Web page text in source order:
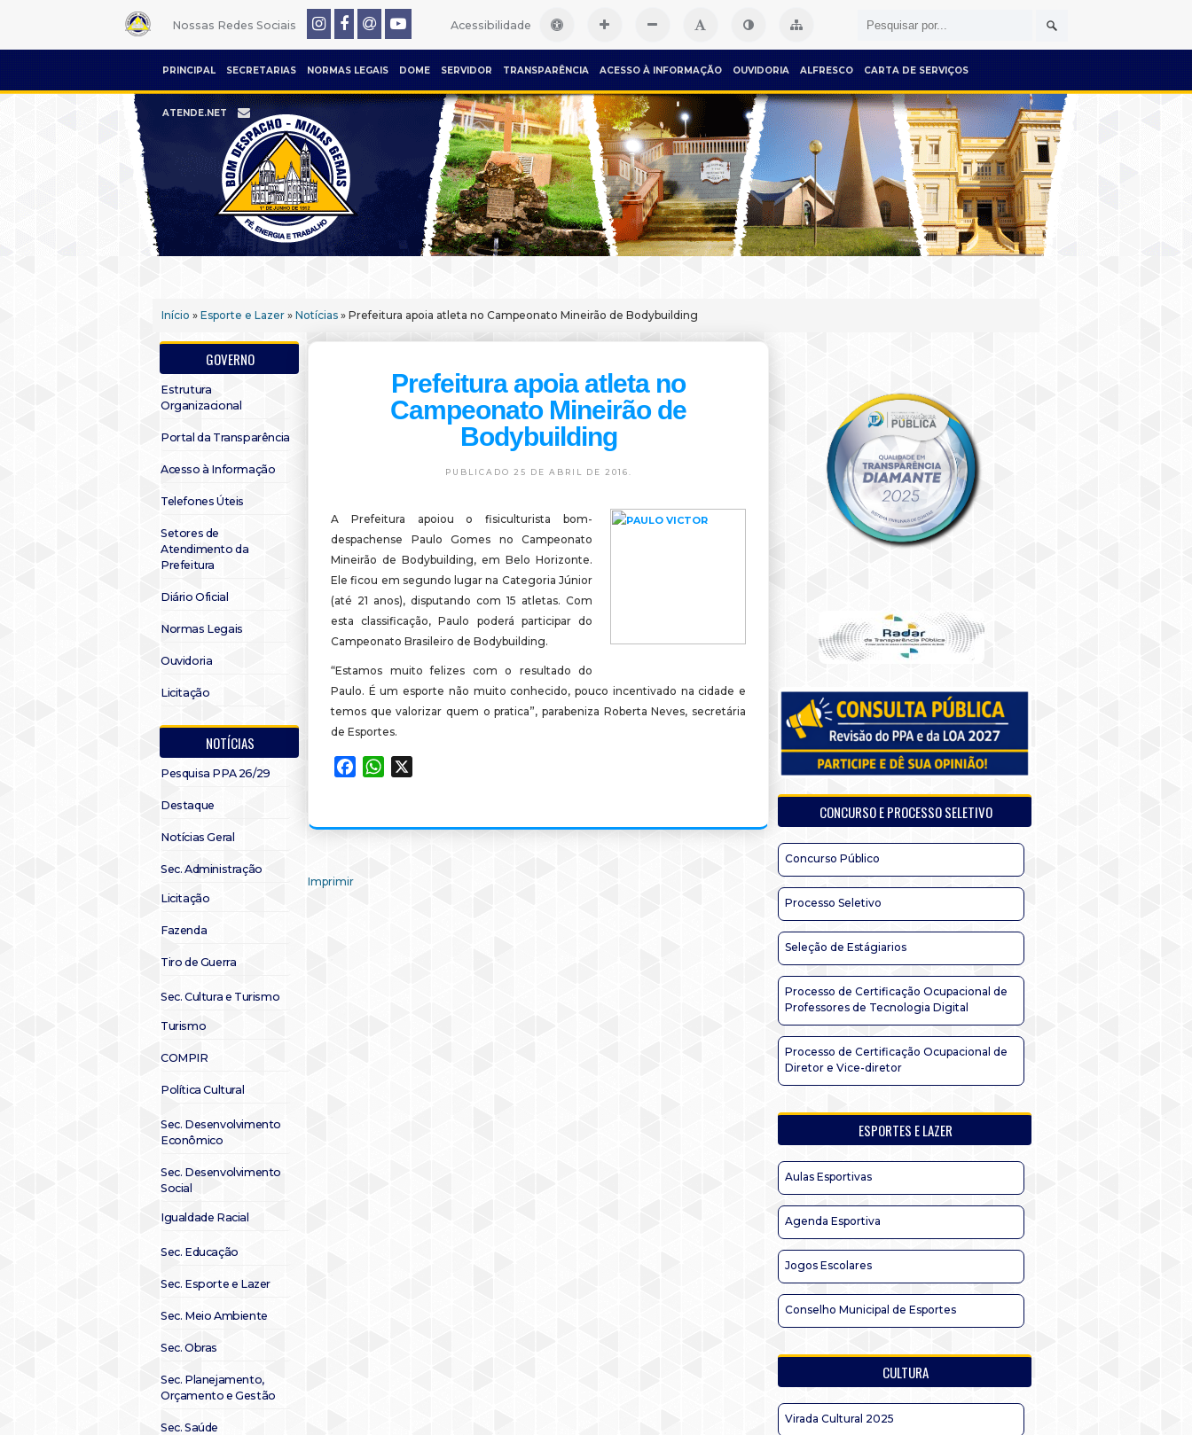
Nossas Redes Sociais Acessibilidade
PRINCIPAL SECRETARIAS NORMAS LEGAIS DOME SERVIDOR TRANSPARÊNCIA ACESSO À INFORMAÇÃO OUVIDORIA ALFRESCO CARTA DE SERVIÇOS
ATENDE.NET
Início » Esporte e Lazer » Notícias » Prefeitura apoia atleta no Campeonato Mineirão de Bodybuilding
GOVERNO
Estrutura
Organizacional
Portal da Transparência
Acesso à Informação
Telefones Úteis
Setores de
Atendimento da
Prefeitura
Diário Oficial
Normas Legais
Ouvidoria
Licitação
NOTÍCIAS
Pesquisa PPA 26/29
Destaque
Notícias Geral
Sec. Administração
Licitação
Fazenda
Tiro de Guerra
Sec. Cultura e Turismo
Turismo
COMPIR
Política Cultural
Sec. Desenvolvimento
Econômico
Sec. Desenvolvimento
Social
Igualdade Racial
Sec. Educação
Sec. Esporte e Lazer
Sec. Meio Ambiente
Sec. Obras
Sec. Planejamento,
Orçamento e Gestão
Sec. Saúde
Prefeitura apoia atleta no
Campeonato Mineirão de
Bodybuilding
PUBLICADO 25 DE ABRIL DE 2016.
A Prefeitura apoiou o fisiculturista bom-
despachense Paulo Gomes no Campeonato
Mineirão de Bodybuilding, em Belo Horizonte.
Ele ficou em segundo lugar na Categoria Júnior
(até 21 anos), disputando com 15 atletas. Com
esta classificação, Paulo poderá participar do
Campeonato Brasileiro de Bodybuilding.
“Estamos muito felizes com o resultado do
Paulo. É um esporte não muito conhecido, pouco incentivado na cidade e
temos que valorizar quem o pratica”, parabeniza Roberta Neves, secretária
de Esportes.
FacebookWhatsApp
Imprimir
CONCURSO E PROCESSO SELETIVO
Concurso Público
Processo Seletivo
Seleção de Estágiarios
Processo de Certificação Ocupacional de
Professores de Tecnologia Digital
Processo de Certificação Ocupacional de
Diretor e Vice-diretor
ESPORTES E LAZER
Aulas Esportivas
Agenda Esportiva
Jogos Escolares
Conselho Municipal de Esportes
CULTURA
Virada Cultural 2025